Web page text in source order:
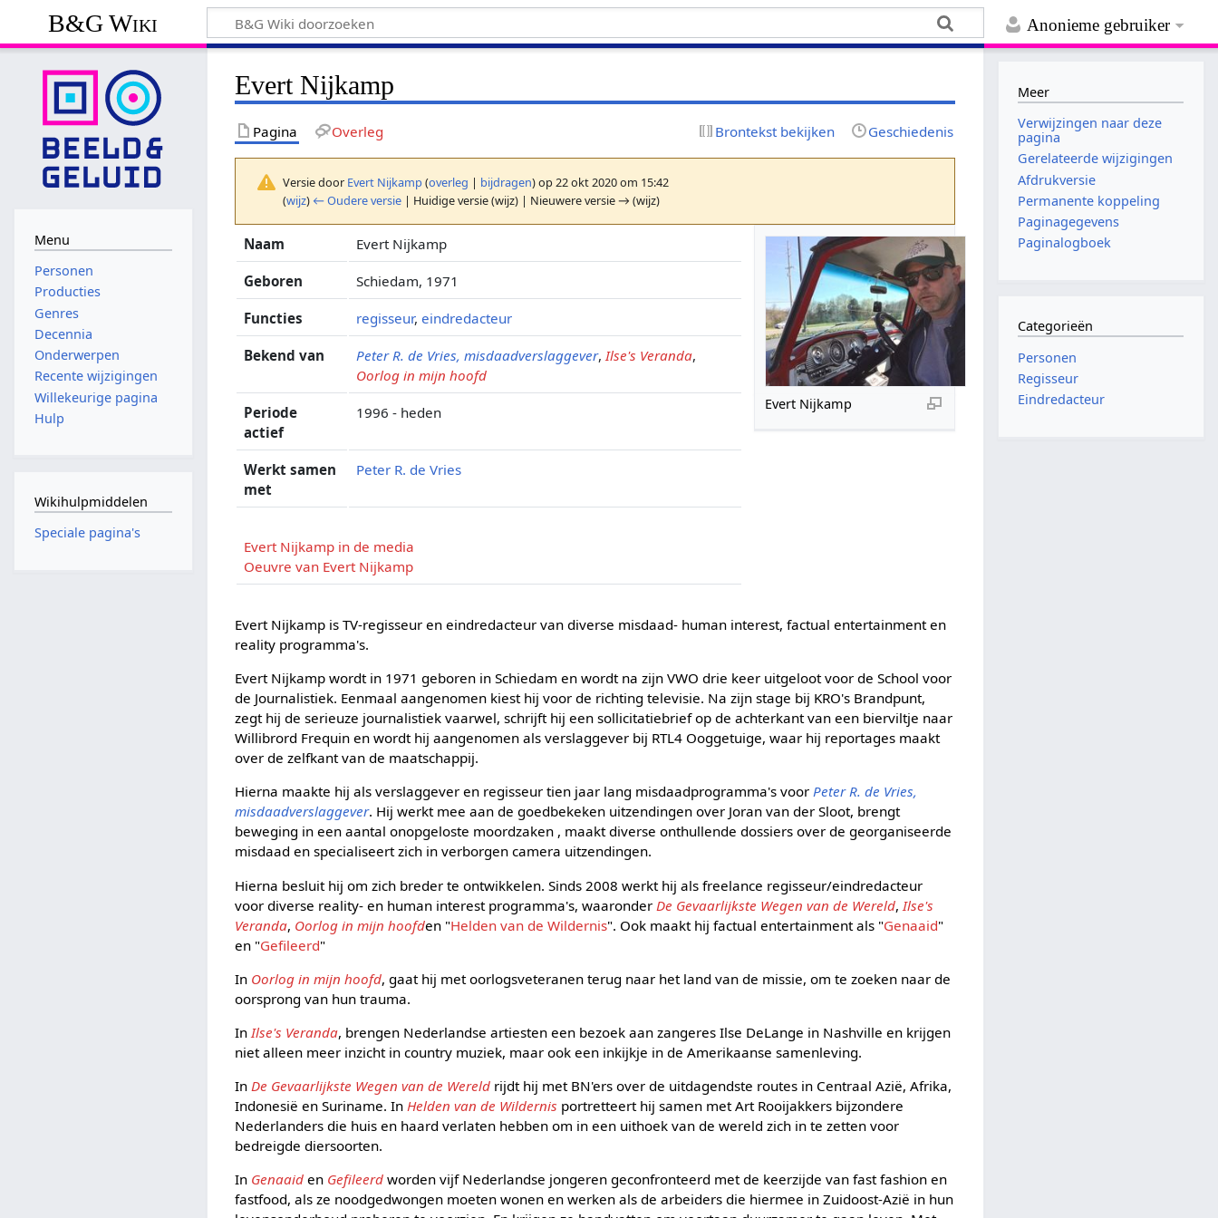
Anonieme gebruiker
B&G Wiki
Evert Nijkamp
Pagina Overleg Brontekst bekijken Geschiedenis
Versie door Evert Nijkamp (overleg | bijdragen)op 22 okt 2020 om 15:42
(wijz) ← Oudere versie | Huidige versie (wijz) | Nieuwere versie → (wijz)
Evert Nijkamp
Naam Evert Nijkamp
Geboren Schiedam, 1971
Functies regisseur,eindredacteur
Bekend van Peter R. de Vries, misdaadverslaggever, Ilse's Veranda,
Oorlog in mijn hoofd
Periode
actief
1996 - heden
Werkt samen
met
Peter R. de Vries
Evert Nijkamp in de media
Oeuvre van Evert Nijkamp
Evert Nijkamp is TV-regisseur en eindredacteur van diverse misdaad- human interest, factual entertainment en
reality programma's.
Evert Nijkamp wordt in 1971 geboren in Schiedam en wordt na zijn VWO drie keer uitgeloot voor de School voor
de Journalistiek. Eenmaal aangenomen kiest hij voor de richting televisie. Na zijn stage bij KRO's Brandpunt,
zegt hij de serieuze journalistiek vaarwel, schrijft hij een sollicitatiebrief op de achterkant van een bierviltje naar
Willibrord Frequin en wordt hij aangenomen als verslaggever bij RTL4 Ooggetuige, waar hij reportages maakt
over de zelfkant van de maatschappij.
Hierna maakte hij als verslaggever en regisseur tien jaar lang misdaadprogramma's voorPeter R. de Vries,
misdaadverslaggever. Hij werkt mee aan de goedbekeken uitzendingen over Joran van der Sloot, brengt
beweging in een aantal onopgeloste moordzaken , maakt diverse onthullende dossiers over de georganiseerde
misdaad en specialiseert zich in verborgen camera uitzendingen.
Hierna besluit hij om zich breder te ontwikkelen. Sinds 2008 werkt hij als freelance regisseur/eindredacteur
voor diverse reality- en human interest programma's, waaronder De Gevaarlijkste Wegen van de Wereld, Ilse's
Veranda, Oorlog in mijn hoofden "Helden van de Wildernis". Ook maakt hij factual entertainment als "Genaaid"
en "Gefileerd"
In Oorlog in mijn hoofd, gaat hij met oorlogsveteranen terug naar het land van de missie, om te zoeken naar de
oorsprong van hun trauma.
In Ilse's Veranda, brengen Nederlandse artiesten een bezoek aan zangeres Ilse DeLange in Nashville en krijgen
niet alleen meer inzicht in country muziek, maar ook een inkijkje in de Amerikaanse samenleving.
InDe Gevaarlijkste Wegen van de Wereld rijdt hij met BN'ers over de uitdagendste routes in Centraal Azië, Afrika,
Indonesië en Suriname. InHelden van de Wildernis portretteert hij samen met Art Rooijakkers bijzondere
Nederlanders die huis en haard verlaten hebben om in een uithoek van de wereld zich in te zetten voor
bedreigde diersoorten.
In Genaaid en Gefileerd worden vijf Nederlandse jongeren geconfronteerd met de keerzijde van fast fashion en
fastfood, als ze noodgedwongen moeten wonen en werken als de arbeiders die hiermee in Zuidoost-Azië in hun
Menu
Personen
Producties
Genres
Decennia
Onderwerpen
Recente wijzigingen
Willekeurige pagina
Hulp
Wikihulpmiddelen
Speciale pagina's
Meer
Verwijzingen naar deze
pagina
Gerelateerde wijzigingen
Afdrukversie
Permanente koppeling
Paginagegevens
Paginalogboek
Categorieën
Personen
Regisseur
Eindredacteur